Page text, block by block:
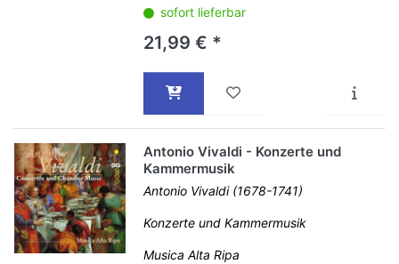
sofort lieferbar
21,99 € *
Antonio Vivaldi - Konzerte und
Kammermusik
Antonio Vivaldi (1678-1741)
Konzerte und Kammermusik
Musica Alta Ripa